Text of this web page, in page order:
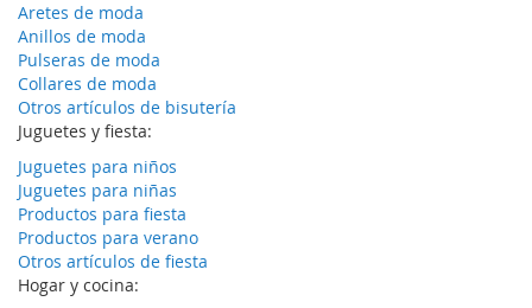
Aretes de moda
Anillos de moda
Pulseras de moda
Collares de moda
Otros artículos de bisutería
Juguetes y fiesta:
Juguetes para niños
Juguetes para niñas
Productos para fiesta
Productos para verano
Otros artículos de fiesta
Hogar y cocina: